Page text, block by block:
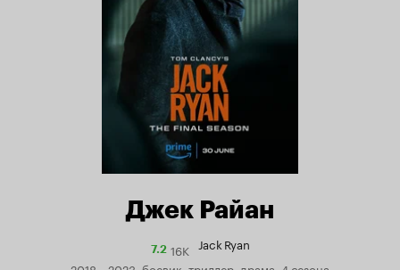
Джек Райан
7.2Рейтинг
16K
Jack Ryan